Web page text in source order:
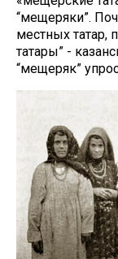
“мещеряки”.
местных татар,
татары” -
“мещеряк”